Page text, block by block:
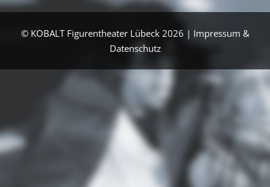
© KOBALT Figurentheater Lübeck 2026 | Impressum &
Datenschutz